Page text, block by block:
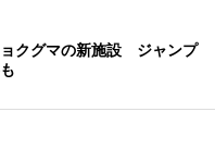
クグマの新施設 ジャンプ